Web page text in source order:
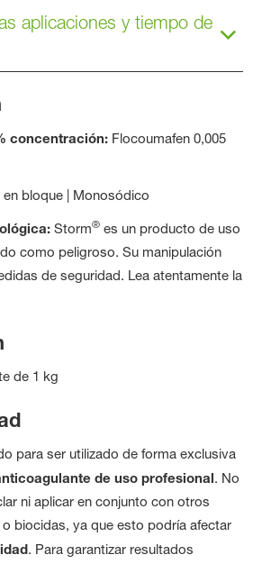
aplicaciones y tiempo de
concentración: Flocoumafen 0,005
bloque | Monosódico
Storm® es un producto de uso
como peligroso. Su manipulación
de seguridad. Lea atentamente la
de 1 kg
para ser utilizado de forma exclusiva
de uso profesional. No
ni aplicar en conjunto con otros
biocidas, ya que esto podría afectar
. Para garantizar resultados